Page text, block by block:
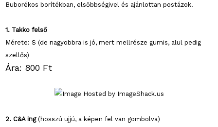
Buborékos borítékban, elsőbbségivel és ajánlottan postázok.
1. Takko felső
Mérete: S (de nagyobbra is jó, mert mellrésze gumis, alul pedig
szellős)
Ára: 800 Ft
2. C&A ing(hosszú ujjú, a képen fel van gombolva)